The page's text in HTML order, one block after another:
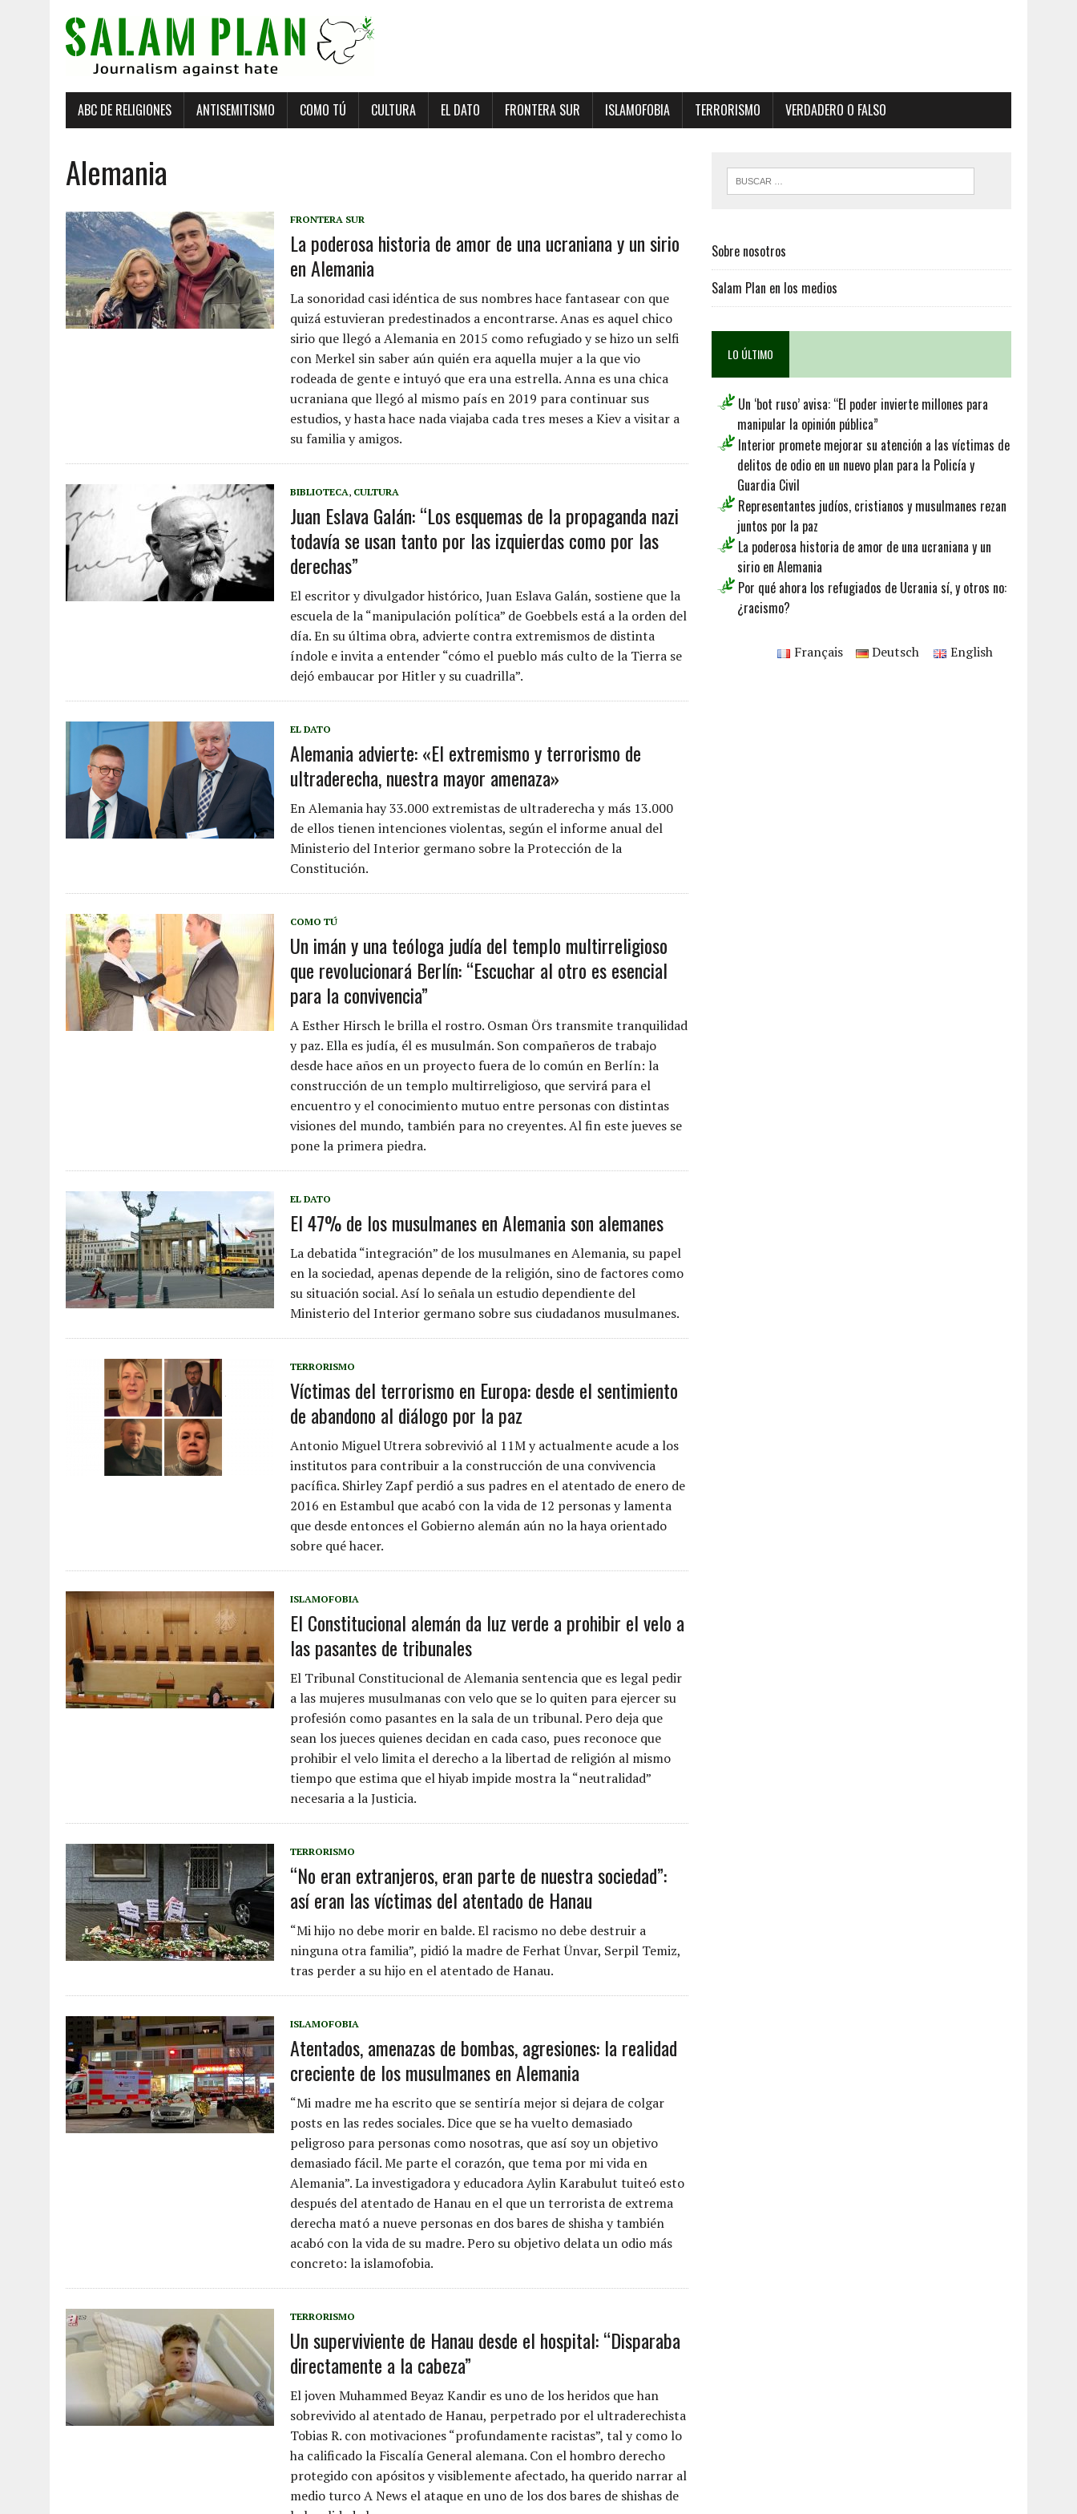
ABC DE RELIGIONES ANTISEMITISMO COMO TÚ CULTURA EL DATO FRONTERA SUR ISLAMOFOBIA TERRORISMO VERDADERO O FALSO
Alemania
FRONTERA SUR
La poderosa historia de amor de una ucraniana y un sirio
en Alemania
La sonoridad casi idéntica de sus nombres hace fantasear con que
quizá estuvieran predestinados a encontrarse. Anas es aquel chico
sirio que llegó a Alemania en 2015 como refugiado y se hizo un selfi
con Merkel sin saber aún quién era aquella mujer a la que vio
rodeada de gente e intuyó que era una estrella. Anna es una chica
ucraniana que llegó al mismo país en 2019 para continuar sus
estudios, y hasta hace nada viajaba cada tres meses a Kiev a visitar a
su familia y amigos.
BIBLIOTECA, CULTURA
Juan Eslava Galán: “Los esquemas de la propaganda nazi
todavía se usan tanto por las izquierdas como por las
derechas”
El escritor y divulgador histórico, Juan Eslava Galán, sostiene que la
escuela de la “manipulación política” de Goebbels está a la orden del
día. En su última obra, advierte contra extremismos de distinta
índole e invita a entender “cómo el pueblo más culto de la Tierra se
dejó embaucar por Hitler y su cuadrilla”.
EL DATO
Alemania advierte: «El extremismo y terrorismo de
ultraderecha, nuestra mayor amenaza»
En Alemania hay 33.000 extremistas de ultraderecha y más 13.000
de ellos tienen intenciones violentas, según el informe anual del
Ministerio del Interior germano sobre la Protección de la
Constitución.
COMO TÚ
Un imán y una teóloga judía del templo multirreligioso
que revolucionará Berlín: “Escuchar al otro es esencial
para la convivencia”
A Esther Hirsch le brilla el rostro. Osman Örs transmite tranquilidad
y paz. Ella es judía, él es musulmán. Son compañeros de trabajo
desde hace años en un proyecto fuera de lo común en Berlín: la
construcción de un templo multirreligioso, que servirá para el
encuentro y el conocimiento mutuo entre personas con distintas
visiones del mundo, también para no creyentes. Al fin este jueves se
pone la primera piedra.
EL DATO
El 47% de los musulmanes en Alemania son alemanes
La debatida “integración” de los musulmanes en Alemania, su papel
en la sociedad, apenas depende de la religión, sino de factores como
su situación social. Así lo señala un estudio dependiente del
Ministerio del Interior germano sobre sus ciudadanos musulmanes.
TERRORISMO
Víctimas del terrorismo en Europa: desde el sentimiento
de abandono al diálogo por la paz
Antonio Miguel Utrera sobrevivió al 11M y actualmente acude a los
institutos para contribuir a la construcción de una convivencia
pacífica. Shirley Zapf perdió a sus padres en el atentado de enero de
2016 en Estambul que acabó con la vida de 12 personas y lamenta
que desde entonces el Gobierno alemán aún no la haya orientado
sobre qué hacer.
ISLAMOFOBIA
El Constitucional alemán da luz verde a prohibir el velo a
las pasantes de tribunales
El Tribunal Constitucional de Alemania sentencia que es legal pedir
a las mujeres musulmanas con velo que se lo quiten para ejercer su
profesión como pasantes en la sala de un tribunal. Pero deja que
sean los jueces quienes decidan en cada caso, pues reconoce que
prohibir el velo limita el derecho a la libertad de religión al mismo
tiempo que estima que el hiyab impide mostra la “neutralidad”
necesaria a la Justicia.
TERRORISMO
“No eran extranjeros, eran parte de nuestra sociedad”:
así eran las víctimas del atentado de Hanau
“Mi hijo no debe morir en balde. El racismo no debe destruir a
ninguna otra familia”, pidió la madre de Ferhat Ünvar, Serpil Temiz,
tras perder a su hijo en el atentado de Hanau.
ISLAMOFOBIA
Atentados, amenazas de bombas, agresiones: la realidad
creciente de los musulmanes en Alemania
“Mi madre me ha escrito que se sentiría mejor si dejara de colgar
posts en las redes sociales. Dice que se ha vuelto demasiado
peligroso para personas como nosotras, que así soy un objetivo
demasiado fácil. Me parte el corazón, que tema por mi vida en
Alemania”. La investigadora y educadora Aylin Karabulut tuiteó esto
después del atentado de Hanau en el que un terrorista de extrema
derecha mató a nueve personas en dos bares de shisha y también
acabó con la vida de su madre. Pero su objetivo delata un odio más
concreto: la islamofobia.
TERRORISMO
Un superviviente de Hanau desde el hospital: “Disparaba
directamente a la cabeza”
El joven Muhammed Beyaz Kandir es uno de los heridos que han
sobrevivido al atentado de Hanau, perpetrado por el ultraderechista
Tobias R. con motivaciones “profundamente racistas”, tal y como lo
ha calificado la Fiscalía General alemana. Con el hombro derecho
protegido con apósitos y visiblemente afectado, ha querido narrar al
medio turco A News el ataque en uno de los dos bares de shishas de
Sobre nosotros
Salam Plan en los medios
LO ÚLTIMO
Un ‘bot ruso’ avisa: “El poder invierte millones para
manipular la opinión pública”
Interior promete mejorar su atención a las víctimas de
delitos de odio en un nuevo plan para la Policía y
Guardia Civil
Representantes judíos, cristianos y musulmanes rezan
juntos por la paz
La poderosa historia de amor de una ucraniana y un
sirio en Alemania
Por qué ahora los refugiados de Ucrania sí, y otros no:
¿racismo?
English
Deutsch
Français